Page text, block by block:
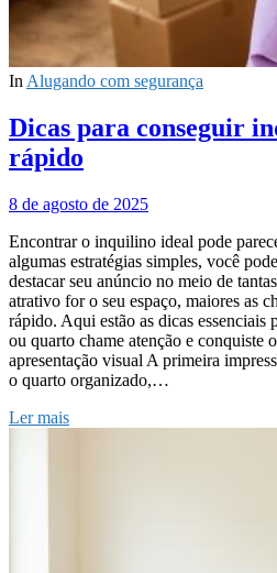
In Alugando com segurança
Dicas para conseguir
rápido
8 de agosto de 2025
Encontrar o inquilino ideal pode
algumas estratégias simples, você
destacar seu anúncio no meio de
atrativo for o seu espaço, maiores as
rápido. Aqui estão as dicas essenciais
ou quarto chame atenção e conquiste
apresentação visual A primeira
o quarto organizado,…
Ler mais